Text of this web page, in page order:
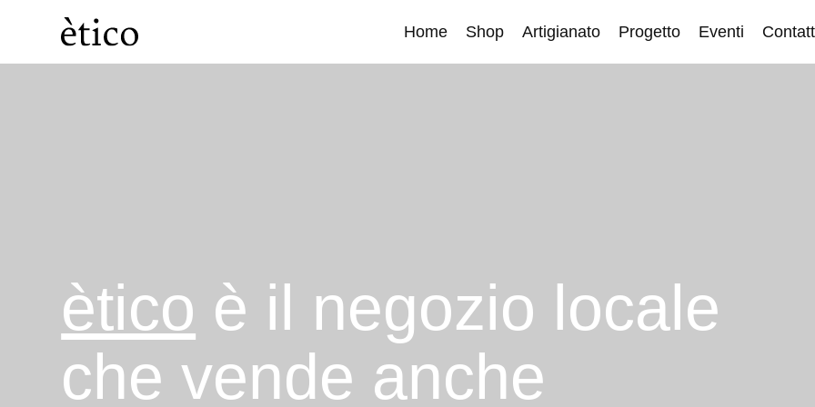
Home Shop Artigianato Progetto Eventi
ètico è il negozio locale
che vende anche